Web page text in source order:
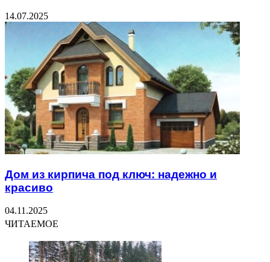
14.07.2025
Дом из кирпича под ключ: надежно и
красиво
04.11.2025
ЧИТАЕМОЕ